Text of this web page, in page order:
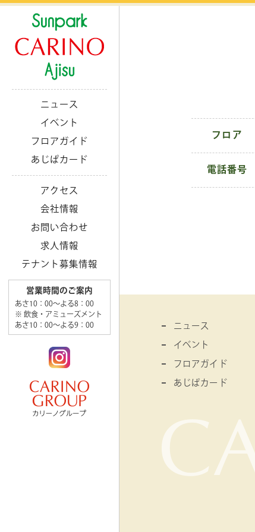
ニュース
イベント
フロアガイド
あじぱカード
アクセス
会社情報
お問い合わせ
求人情報
テナント募集情報
営業時間のご案内
あさ10：00～よる8：00
※ 飲食・アミューズメント
あさ10：00～よる9：00
フロア
電話番号
ニュース
イベント
フロアガイド
あじぱカード